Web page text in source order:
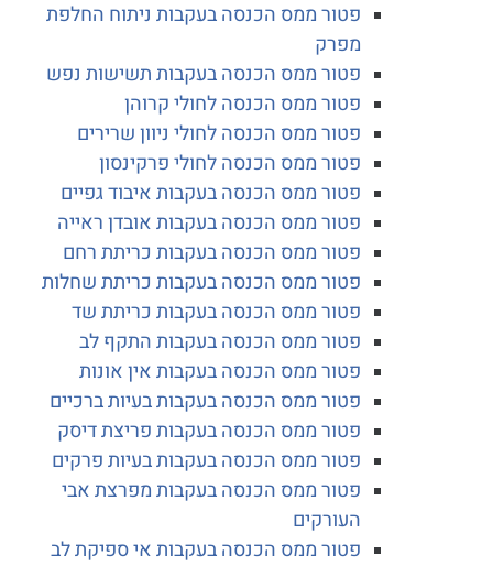
פטור ממס הכנסה בעקבות ניתוח החלפת
פטור ממס הכנסה בעקבות תשישות נפש
פטור ממס הכנסה לחולי קרוהן
פטור ממס הכנסה לחולי ניוון שרירים
פטור ממס הכנסה לחולי פרקינסון
פטור ממס הכנסה בעקבות איבוד גפיים
פטור ממס הכנסה בעקבות אובדן ראייה
פטור ממס הכנסה בעקבות כריתת רחם
פטור ממס הכנסה בעקבות כריתת שחלות
פטור ממס הכנסה בעקבות כריתת שד
פטור ממס הכנסה בעקבות התקף לב
פטור ממס הכנסה בעקבות אין אונות
פטור ממס הכנסה בעקבות בעיות ברכיים
פטור ממס הכנסה בעקבות פריצת דיסק
פטור ממס הכנסה בעקבות בעיות פרקים
פטור ממס הכנסה בעקבות מפרצת אבי
העורקים
פטור ממס הכנסה בעקבות אי ספיקת לב